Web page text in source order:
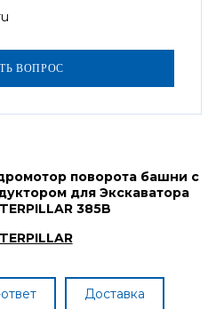
поворота башни с
для Экскаватора
385B
Доставка